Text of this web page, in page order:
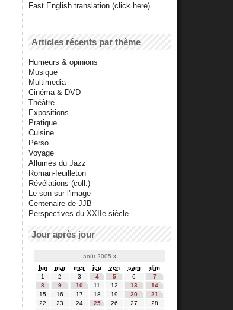
Fast English translation (click here)
Articles récents par thème
Humeurs & opinions
Musique
Multimedia
Cinéma & DVD
Théâtre
Expositions
Pratique
Cuisine
Perso
Voyage
Allumés du Jazz
Roman-feuilleton
Révélations (coll.)
Le son sur l'image
Centenaire de JJB
Perspectives du XXIIe siècle
Jour après jour
août 2005 »
lun
mar mer jeu ven sam
dim
1
2 3 4 5 6
7
8
9 10 11 12 13
14
15
16 17 18 19 20
21
22
23 24 25 26 27
28